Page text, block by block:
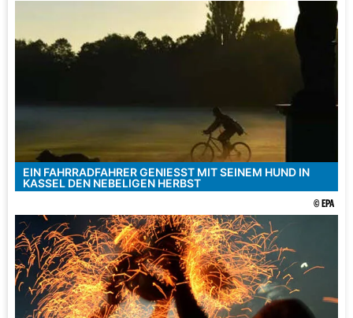
EIN FAHRRADFAHRER GENIESST MIT SEINEM HUND IN K
ASSEL DEN NEBELIGEN HERBST
© EPA